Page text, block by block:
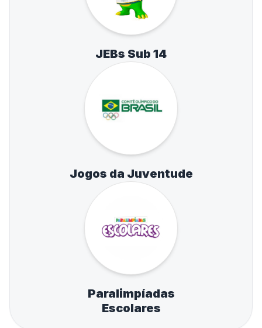
JEBs Sub 14
Jogos da Juventude
Paralimpíadas
Escolares